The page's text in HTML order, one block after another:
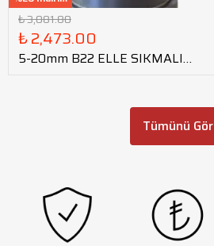
₺ 3,081.80
₺ 2,473.00
5-20mm B22 ELLE SIKMALI
Tümünü Gör